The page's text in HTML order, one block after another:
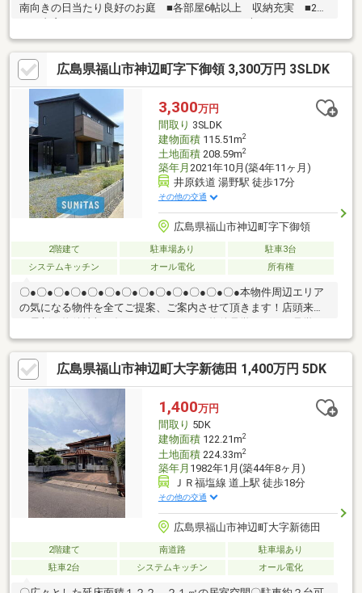
南向きの日当たり良好のお庭 ■各部屋6帖以上 収納充実 ■2階
ー付きガレージ 駐車2台可 趣味のスペースとしてもご利用頂け
ます。■近隣にはスーパーやコンビニ、ドラッグストアあり お
買い物便利-周辺環境-■ハローズ神辺モール店・・・徒歩約9分■フ
ァミリーマート神辺町新徳田店・・・徒歩約6分■ザグザグ神辺
店・・・徒歩約12分■フジグラン神辺・・・車で約3分
広島県福山市神辺町字下御領 3,300万円 3SLDK
3,300万円
間取り 3SLDK
建物面積115.51m2
土地面積208.59m2
築年月 2021年10月(築4年11ヶ月)
井原鉄道 湯野駅 徒歩17分
その他の交通
広島県福山市神辺町字下御領
2階建て 駐車場あり
駐車3台
システムキッチン
オール電化 所有権
〇●〇●〇●〇●〇●〇●〇●〇●〇●〇●〇●〇●〇●本物件周辺エリア
の気になる物件を全てご提案、ご案内させて頂きます！店頭来店
アーは【その場確定！ 見学予約する（無料）からご予約下さ
い】〇●〇●〇●〇●〇●〇●〇●〇●〇●〇●〇●〇●〇●◇アイ工務店
施工の注文住宅 ・太陽光発電システムと蓄電池を搭載した環境
に優しいオール電化仕様 ・LDKは20帖以上の大空間でリビング
階段を採用 ・屋根裏収納やWIC、パントリー、SICなど充実の収
納力を完備 ・駐車4台可能！2台分のカーポート付きです♪
広島県福山市神辺町大字新徳田 1,400万円 5DK
1,400万円
間取り 5DK
建物面積122.21m2
土地面積224.33m2
築年月 1982年1月(築44年8ヶ月)
ＪＲ福塩線 道上駅 徒歩18分
その他の交通
広島県福山市神辺町大字新徳田
2階建て 南道路
駐車場あり
駐車2台
システムキッチン オール電化